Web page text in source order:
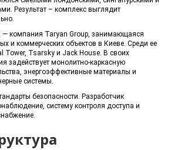
Результат – комплекс выглядит
— компания Taryan Group, занимающаяся
и коммерческих объектов в Киеве. Среди ее
Tower, Tsarsky и Jack House. В своих
задействует монолитно-каркасную
энергоэффективные материалы и
системы.
безопасности. Разработчик
систему контроля доступа и